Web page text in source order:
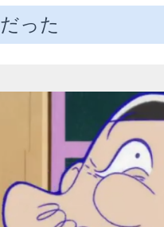
った